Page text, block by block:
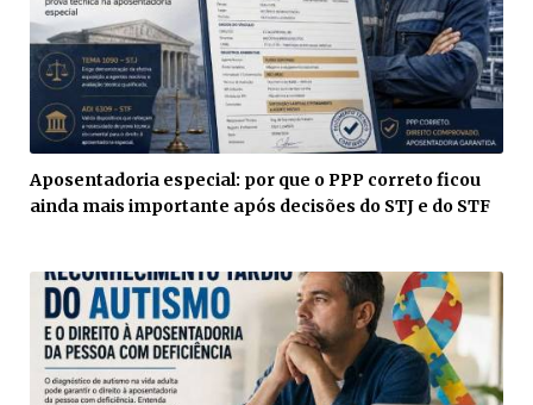
Aposentadoria especial: por que o PPP correto ficou
ainda mais importante após decisões do STJ e do STF